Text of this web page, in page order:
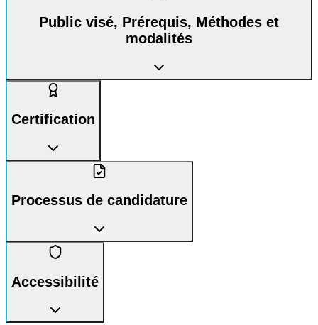
Public visé, Prérequis, Méthodes et
modalités
Certification
Processus de candidature
Accessibilité